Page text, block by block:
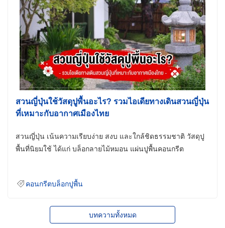
สวนญี่ปุ่นใช้วัสดุปูพื้นอะไร? รวมไอเดียทางเดินสวนญี่ปุ่น
ที่เหมาะกับอากาศเมืองไทย
สวนญี่ปุ่น เน้นความเรียบง่าย สงบ และใกล้ชิดธรรมชาติ วัสดุปู
พื้นที่นิยมใช้ ได้แก่ บล็อกลายไม้หมอน แผ่นปูพื้นคอนกรีต
คอนกรีตบล็อกปูพื้น
บทความทั้งหมด